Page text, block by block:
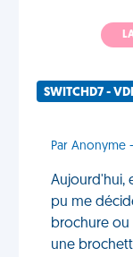
SWITCHD7 -
Par Anonyme
Aujourd'hui,
pu me
brochure ou
une